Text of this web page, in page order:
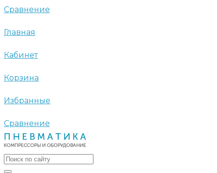
Сравнение
Главная
Кабинет
Корзина
Избранные
Сравнение